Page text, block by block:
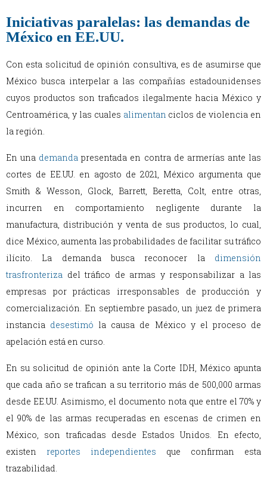
Iniciativas paralelas: las demandas de
México en EE.UU.
Con esta solicitud de opinión consultiva, es de asumirse que
México busca interpelar a las compañías estadounidenses
cuyos productos son traficados ilegalmente hacia México y
Centroamérica, y las cuales alimentan ciclos de violencia en
la región.
En una demanda presentada en contra de armerías ante las
cortes de EE.UU. en agosto de 2021, México argumenta que
Smith & Wesson, Glock, Barrett, Beretta, Colt, entre otras,
incurren en comportamiento negligente durante la
manufactura, distribución y venta de sus productos, lo cual,
dice México, aumenta las probabilidades de facilitar su tráfico
ilícito. La demanda busca reconocer la
dimensión
trasfronteriza del tráfico de armas y responsabilizar a las
empresas por prácticas irresponsables de producción y
comercialización. En septiembre pasado, un juez de primera
instancia desestimó la causa de México y el proceso de
apelación está en curso.
En su solicitud de opinión ante la Corte IDH, México apunta
que cada año se trafican a su territorio más de 500,000 armas
desde EE.UU. Asimismo, el documento nota que entre el 70% y
el 90% de las armas recuperadas en escenas de crimen en
México, son traficadas desde Estados Unidos. En efecto,
existen
reportes independientes
que confirman esta
trazabilidad.